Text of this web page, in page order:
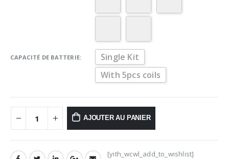
CAPACITÉ DE BATTERIE
Single Kit
With 5pcs coils
AJOUTER AU PANIER
[yith_wcwl_add_to_wishlist]